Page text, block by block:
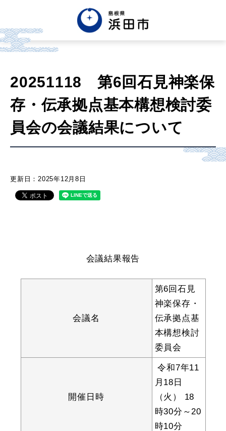
한글 Tiếng việt Tagalog
市政情報
健康・福祉・子育て
（はまだぐらし）
20251118 第6回石見神楽保
存・伝承拠点基本構想検討委
員会の会議結果について
更新日：2025年12月8日
会議結果報告
会議名
第6回石見
神楽保存・
伝承拠点基
本構想検討
委員会
開催日時
令和7年11
月18日
（火） 18
時30分～20
時10分